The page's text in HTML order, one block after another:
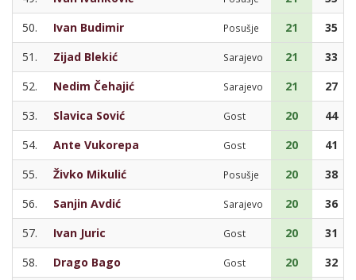
50.
Ivan Budimir Posušje 21
35
51.
Zijad Blekić Sarajevo 21
33
52.
Nedim Čehajić Sarajevo 21
27
53.
Slavica Sović Gost 20
44
54.
Ante Vukorepa Gost 20
41
55.
Živko Mikulić Posušje 20
38
56.
Sanjin Avdić Sarajevo 20
36
57.
Ivan Juric Gost 20
31
58.
Drago Bago Gost 20
32